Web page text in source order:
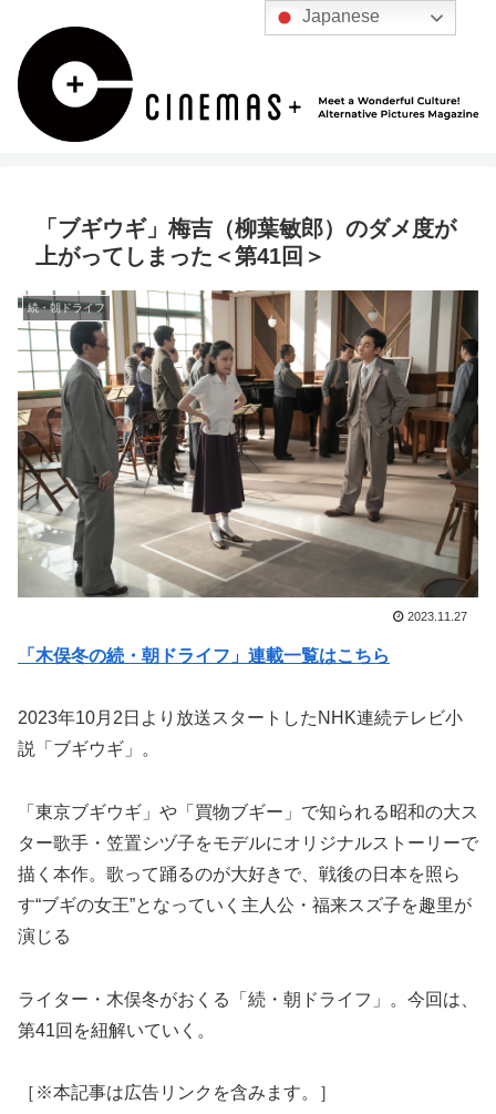
「ブギウギ」梅吉（柳葉敏郎）のダメ度が
上がってしまった＜第41回＞
続・朝ドライフ
2023.11.27
「木俣冬の続・朝ドライフ」連載一覧はこちら
2023年10月2日より放送スタートしたNHK連続テレビ小
説「ブギウギ」。
「東京ブギウギ」や「買物ブギー」で知られる昭和の大ス
ター歌手・笠置シヅ子をモデルにオリジナルストーリーで
描く本作。歌って踊るのが大好きで、戦後の日本を照ら
す“ブギの女王”となっていく主人公・福来スズ子を趣里が
演じる
ライター・木俣冬がおくる「続・朝ドライフ」。今回は、
第41回を紐解いていく。
［※本記事は広告リンクを含みます。］
Japanese